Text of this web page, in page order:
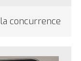
concurrence